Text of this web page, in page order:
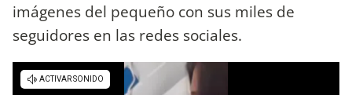
imágenes del pequeño con sus miles de
seguidores en las redes sociales.